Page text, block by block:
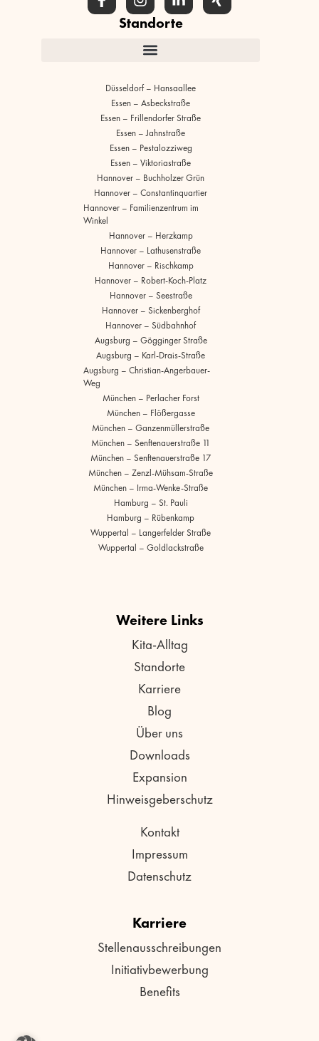
Standorte
Düsseldorf – Hansaallee
Essen – Asbeckstraße
Essen – Frillendorfer Straße
Essen – Jahnstraße
Essen – Pestalozziweg
Essen – Viktoriastraße
Hannover – Buchholzer Grün
Hannover – Constantinquartier
Hannover – Familienzentrum im
Winkel
Hannover – Herzkamp
Hannover – Lathusenstraße
Hannover – Rischkamp
Hannover – Robert-Koch-Platz
Hannover – Seestraße
Hannover – Sickenberghof
Hannover – Südbahnhof
Augsburg – Gögginger Straße
Augsburg – Karl-Drais-Straße
Augsburg – Christian-Angerbauer-
Weg
München – Perlacher Forst
München – Flößergasse
München – Ganzenmüllerstraße
München – Senftenauerstraße 11
München – Senftenauerstraße 17
München – Zenzl-Mühsam-Straße
München – Irma-Wenke-Straße
Hamburg – St. Pauli
Hamburg – Rübenkamp
Wuppertal – Langerfelder Straße
Wuppertal – Goldlackstraße
Weitere Links
Kita-Alltag
Standorte
Karriere
Blog
Über uns
Downloads
Expansion
Hinweisgeberschutz
Kontakt
Impressum
Datenschutz
Karriere
Stellenausschreibungen
Initiativbewerbung
Benefits